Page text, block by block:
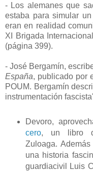
- Los alemanes que
estaba para simular
eran en realidad
XI Brigada
(página 399).
- José Bergamín,
España, publicado por
POUM. Bergamín
instrumentación
Devoro,
cero, un libro
Zuloaga.
una historia
guardiacivil Luis